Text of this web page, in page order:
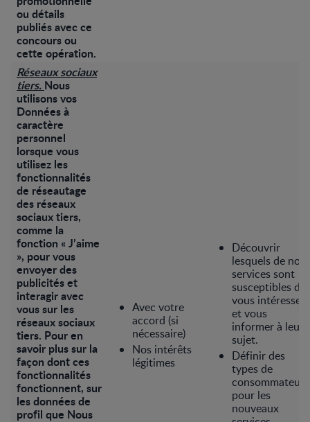
ou détails
publiés avec ce
concours ou
cette opération.
Réseaux sociaux
tiers. Nous
utilisons vos
Données à
caractère
personnel
lorsque vous
utilisez les
fonctionnalités
de réseautage
des réseaux
sociaux tiers,
comme la
fonction « J’aime
», pour vous
envoyer des
publicités et
interagir avec
vous sur les
réseaux sociaux
tiers. Pour en
savoir plus sur la
façon dont ces
fonctionnalités
fonctionnent, sur
les données de
profil que Nous
Avec votre
accord (si
nécessaire)
Nos intérêts
légitimes
Découvrir
lesquels de nos
services sont
susceptibles de
vous intéresser
et vous
informer à leur
sujet.
Définir des
types de
consommateurs
pour les
nouveaux